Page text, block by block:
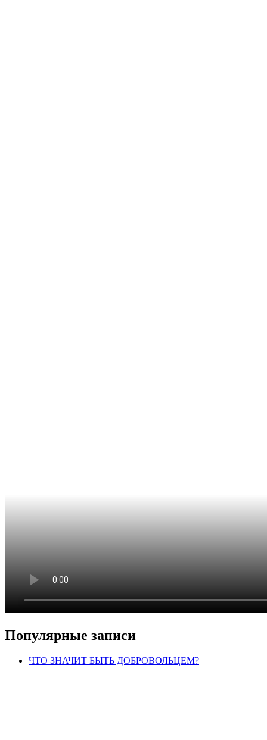
Популярные записи
ЧТО ЗНАЧИТ БЫТЬ ДОБРОВОЛЬЦЕМ?